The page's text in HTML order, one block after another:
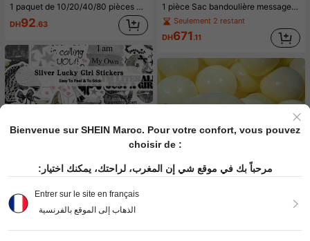
1 paquet de 10/20/40/80 pièces Guirlande lumineuse à boules de cristal LED, alimentée par batterie, lumières de fée d'intérieur, lampe sphérique suspendue étanche, convient pour la chambre, le jardin, les arbres, le camping, la décoration de mariage et de fête
DH92.63
1 pièce Sac bandoulière messager pour homme avec corps imprimé noir et marron, fermeture à rabat avec verrou métallique, nouveau matériau PU imperméable et résistant à l'usure, grande capacité, sac à épaule pour extérieur, mode premium décontractée, cyclisme, shopping, sac à dos
Seulement 2 restant
DH671.11
Seulement 10 restant
Bienvenue sur SHEIN Maroc. Pour votre confort, vous pouvez
choisir de :
مرحباً بك في موقع شي إن المغرب، لراحتك، يمكنك اختيار:
Entrer sur le site en français
الذهاب إلى الموقع بالفرنسية